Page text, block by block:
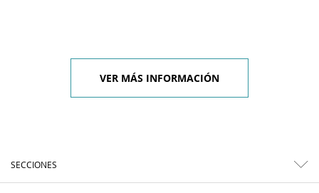
VER MÁS INFORMACIÓN
SECCIONES